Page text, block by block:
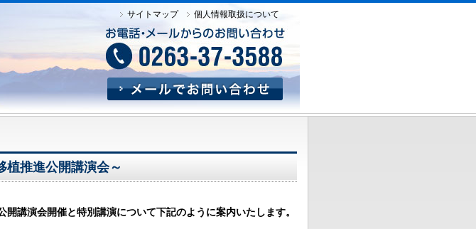
サイトマップ 個人情報取扱について
推進公開講演会～
開講演会開催と特別講演について下記のように案内いたします。